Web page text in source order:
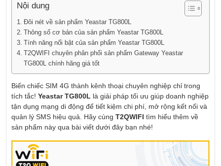
Nội dung
Đôi nét về sản phẩm Yeastar TG800L
Thông số cơ bản của sản phẩm Yeastar TG800L
Tính năng nổi bật của sản phẩm Yeastar TG800L
T2QWIFI chuyên phân phối sản phẩm Gateway Yeastar
TG800L chính hãng giá tốt
Biến chiếc SIM 4G thành kênh thoại chuyên nghiệp chỉ trong
tích tắc! Yeastar TG800L là giải pháp tối ưu giúp doanh nghiệp
tận dụng mạng di động để tiết kiệm chi phí, mở rộng kết nối và
quản lý SMS hiệu quả. Hãy cùng T2QWIFI tìm hiểu thêm về
sản phẩm này qua bài viết dưới đây bạn nhé!